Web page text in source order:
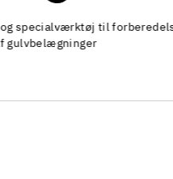
af undergulv og